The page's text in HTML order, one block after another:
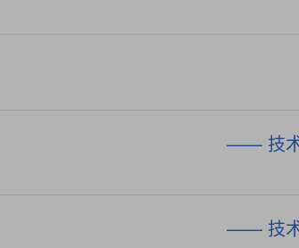
—— 技
—— 技